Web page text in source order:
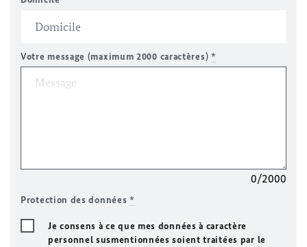
Votre message (maximum 2000 caractères) *
0/2000
Protection des données*
Je consens à ce que mes données à caractère
personnel susmentionnées soient traitées par le